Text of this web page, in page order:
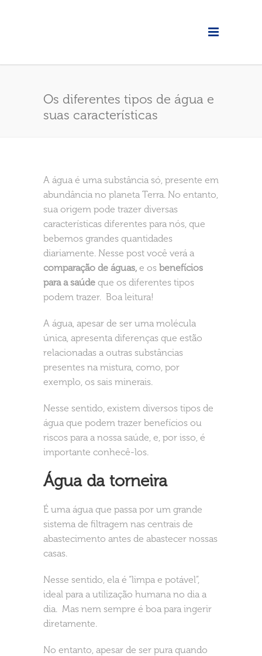
Os diferentes tipos de água e
suas características
A água é uma substância só, presente em
abundância no planeta Terra. No entanto,
sua origem pode trazer diversas
características diferentes para nós, que
bebemos grandes quantidades
diariamente. Nesse post você verá a
comparação de águas, e os benefícios
para a saúde que os diferentes tipos
podem trazer. Boa leitura!
A água, apesar de ser uma molécula
única, apresenta diferenças que estão
relacionadas a outras substâncias
presentes na mistura, como, por
exemplo, os sais minerais.
Nesse sentido, existem diversos tipos de
água que podem trazer benefícios ou
riscos para a nossa saúde, e, por isso, é
importante conhecê-los.
Água da torneira
É uma água que passa por um grande
sistema de filtragem nas centrais de
abastecimento antes de abastecer nossas
casas.
Nesse sentido, ela é “limpa e potável”,
ideal para a utilização humana no dia a
dia. Mas nem sempre é boa para ingerir
diretamente.
No entanto, apesar de ser pura quando